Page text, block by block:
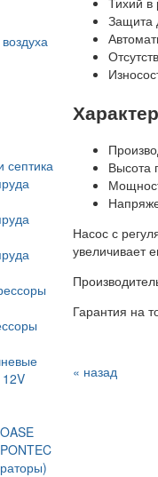
септика
Защита
Высота
Насос с
увеличивает
Гарантия на
« назад